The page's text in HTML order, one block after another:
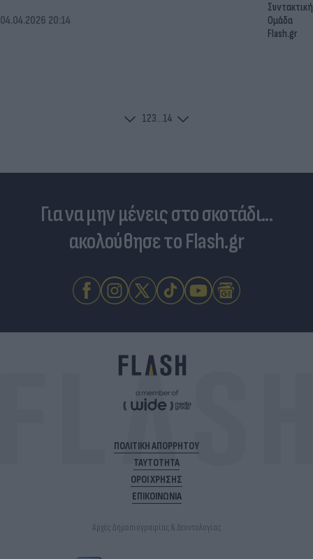
04.04.2026 20:14
Συντακτική
Ομάδα
Flash.gr
123...14
Για να μην μένεις στο σκοτάδι...
ακολούθησε το Flash.gr
ΠΟΛΙΤΙΚΗ ΑΠΟΡΡΗΤΟΥ
ΤΑΥΤΟΤΗΤΑ
ΟΡΟΙ ΧΡΗΣΗΣ
ΕΠΙΚΟΙΝΩΝΙΑ
Αρχές Δημοσιογραφίας & Δεοντολογίας